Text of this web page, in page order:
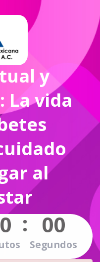
y
La vida
al
: 00
Segundos